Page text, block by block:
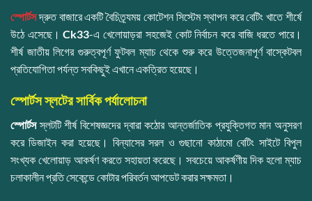
স্পোর্টসদ্রুত বাজারে একটি বৈচিত্র্যময় কোটেশন সিস্টেম স্থাপন করে বেটিং খাতে শীর্ষে
উঠে এসেছে।Ck33-এ খেলোয়াড়রা সহজেই কোট নির্বাচন করে বাজি ধরতে পারে।
শীর্ষ জাতীয় লিগের গুরুত্বপূর্ণ ফুটবল ম্যাচ থেকে শুরু করে উত্তেজনাপূর্ণ বাস্কেটবল
প্রতিযোগিতা পর্যন্ত সবকিছুই এখানে একত্রিত হয়েছে।
স্পোর্টস স্লটের সার্বিক পর্যালোচনা
স্পোর্টসস্লটটি শীর্ষ বিশেষজ্ঞদের দ্বারা কঠোর আন্তর্জাতিক প্রযুক্তিগত মান অনুসরণ
করে ডিজাইন করা হয়েছে। বিন্যাসের সরল ও গুছানো কাঠামো বেটিং সাইটে বিপুল
সংখ্যক খেলোয়াড় আকর্ষণ করতে সহায়তা করেছে। সবচেয়ে আকর্ষণীয় দিক হলো ম্যাচ
চলাকালীন প্রতি সেকেন্ডে কোটার পরিবর্তন আপডেট করার সক্ষমতা।